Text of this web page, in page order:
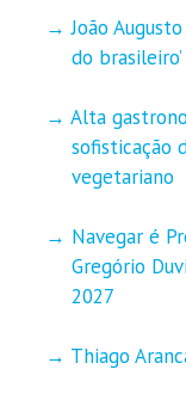
João
do brasileiro’
Alta
sofisticação
vegetariano
Navegar é
Gregório
2027
Thiago